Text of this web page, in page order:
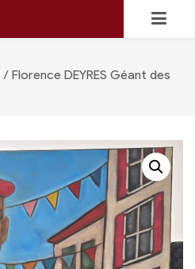
/ Florence DEYRES Géant des